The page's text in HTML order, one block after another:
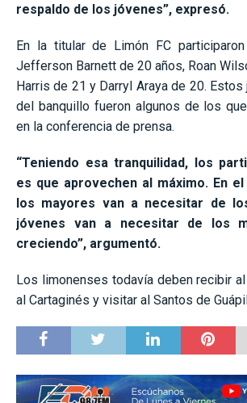
respaldo de los jóvenes”, expresó.
En la titular de Limón FC
Jefferson Barnett de 20 años, Roan
Harris de 21 y Darryl Araya de 20.
del banquillo fueron algunos de los
en la conferencia de prensa.
“Teniendo esa tranquilidad, los
es que aprovechen al máximo. En
los mayores van a necesitar de
jóvenes van a necesitar de los
creciendo”, argumentó.
Los limonenses todavía deben recibir
al Cartaginés y visitar al Santos de